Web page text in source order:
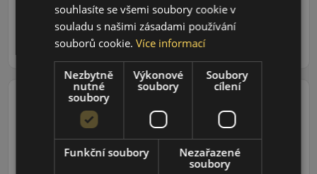
1 285 CZK
ks DO KOŠÍKU
Quartaris 5
185/60R14 (82) T
souhlasíte se všemi soubory cookie v
souladu s našimi zásadami používání
souborů cookie.Více informací
Nezbytně
nutné
soubory
Výkonové
soubory
Soubory
cílení
Funkční soubory
Nezařazené
soubory